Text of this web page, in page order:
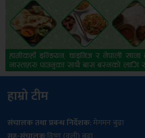
हाम्रो टीम
संचालक तथा प्रबन्ध निर्देशक: मेगमन बुढा